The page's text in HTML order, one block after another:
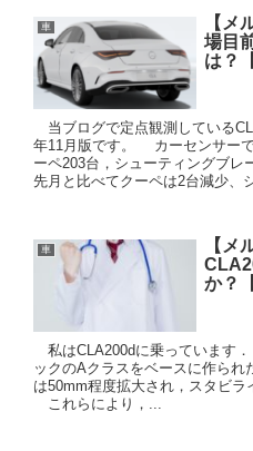
車
【メ
場目
は？
当ブログで定点観測している
年11月版です。 カーセンサー
ーペ203台，シューティングブ
先月と比べてクーペは2台減少、
車
【メ
か？
私はCLA200dに乗っています
ックのAクラスをベースに作ら
は50mm程度拡大され，スタビラ
これらにより，...